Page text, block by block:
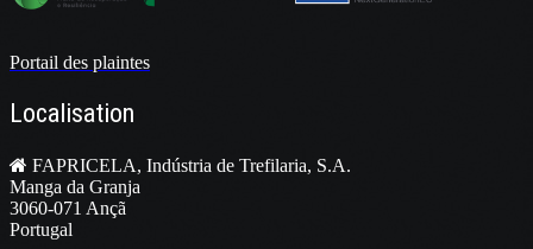
Portail des plaintes
Localisation
FAPRICELA, Indústria de Trefilaria, S.A.
Manga da Granja
3060-071 Ançã
Portugal